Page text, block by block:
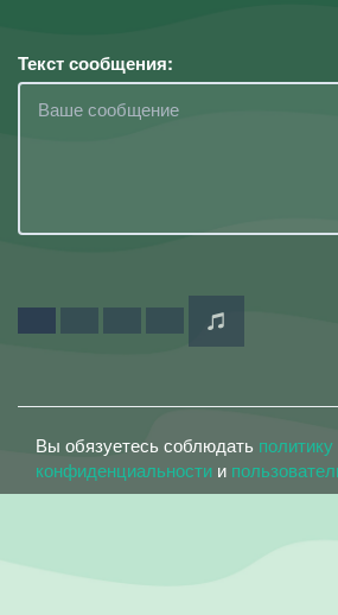
Текст сообщения:
Вы обязуетесь соблюдать политику
конфиденциальности и